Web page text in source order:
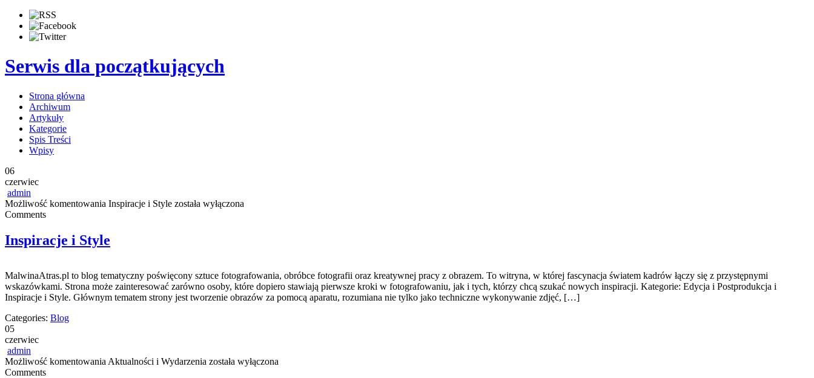
Serwis dla początkujących
Strona główna
Archiwum
Artykuły
Kategorie
Spis Treści
Wpisy
06
czerwiec
admin
Możliwość komentowania Inspiracje i Style została wyłączona
Comments
Inspiracje i Style
MalwinaAtras.pl to blog tematyczny poświęcony sztuce fotografowania, obróbce fotografii oraz kreatywnej pracy z obrazem. To witryna, w której fascynacja światem kadrów łączy się z przystępnymi
wskazówkami. Strona może zainteresować zarówno osoby, które dopiero stawiają pierwsze kroki w fotografowaniu, jak i tych, którzy chcą szukać nowych inspiracji. Kategorie: Edycja i Postprodukcja i
Inspiracje i Style. Głównym tematem strony jest tworzenie obrazów za pomocą aparatu, rozumiana nie tylko jako techniczne wykonywanie zdjęć, […]
Categories: Blog
05
czerwiec
admin
Możliwość komentowania Aktualności i Wydarzenia została wyłączona
Comments